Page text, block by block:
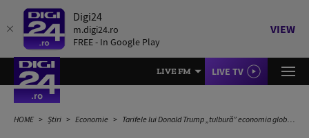
Digi24
m.digi24.ro
FREE - In Google Play
VIEW
LIVE FM LIVE TV
HOME Știri Economie Tarifele lui Donald Trump „tulbură” economia globală. Schimbările majore anunțate de FMI